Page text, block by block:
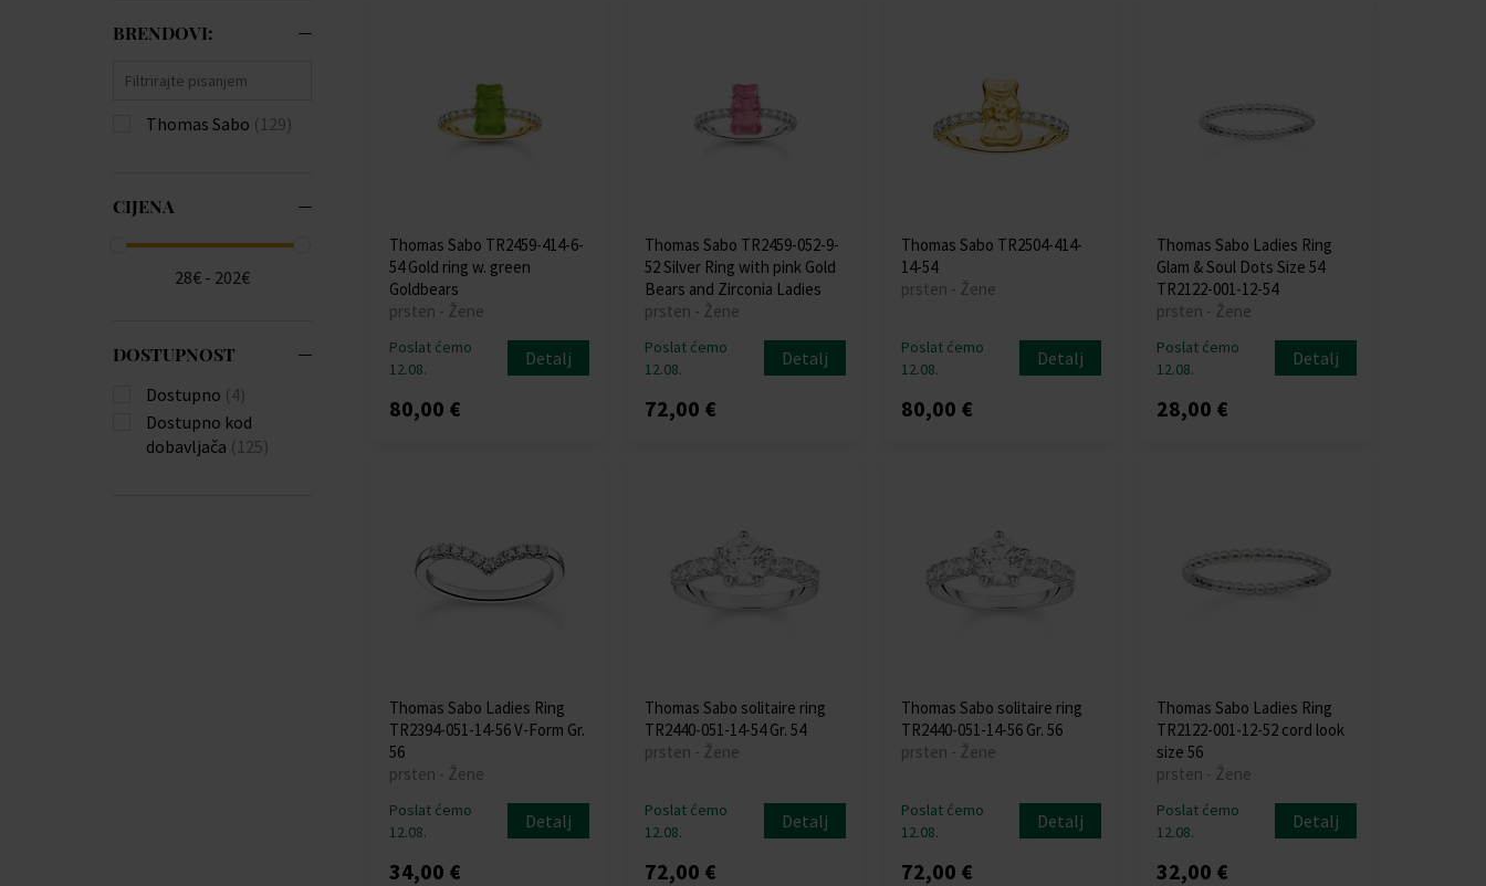
BRENDOVI:
Thomas Sabo (129)
CIJENA
28€ - 202€
DOSTUPNOST
Dostupno (4)
Dostupno kod
dobavljača (125)
Thomas Sabo TR2459-414-6-
54 Gold ring w. green
Goldbears
prsten - Žene
Poslat ćemo
12.08.
Detalj
80,00 €
Thomas Sabo TR2459-052-9-
52 Silver Ring with pink Gold
Bears and Zirconia Ladies
prsten - Žene
Poslat ćemo
12.08.
Detalj
72,00 €
Thomas Sabo TR2504-414-
14-54
prsten - Žene
Poslat ćemo
12.08.
Detalj
80,00 €
Thomas Sabo Ladies Ring
Glam & Soul Dots Size 54
TR2122-001-12-54
prsten - Žene
Poslat ćemo
12.08.
Detalj
28,00 €
Thomas Sabo Ladies Ring
TR2394-051-14-56 V-Form Gr.
56
prsten - Žene
Poslat ćemo
12.08.
Detalj
34,00 €
Thomas Sabo solitaire ring
TR2440-051-14-54 Gr. 54
prsten - Žene
Poslat ćemo
12.08.
Detalj
72,00 €
Thomas Sabo solitaire ring
TR2440-051-14-56 Gr. 56
prsten - Žene
Poslat ćemo
12.08.
Detalj
72,00 €
Thomas Sabo Ladies Ring
TR2122-001-12-52 cord look
size 56
prsten - Žene
Poslat ćemo
12.08.
Detalj
32,00 €